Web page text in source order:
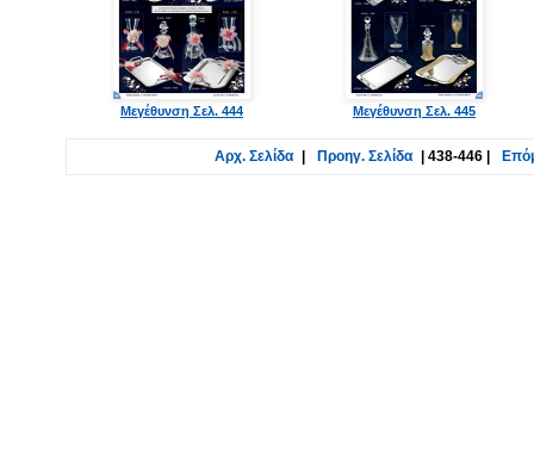
Μεγέθυνση Σελ. 444 Μεγέθυνση Σελ. 445
Αρχ. Σελίδα Προηγ. Σελίδα 438-446